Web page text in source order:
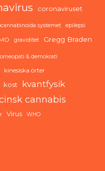
coronaviruset
systemet epilepsi
graviditet Gregg Braden
& demokrati
kinesiska örter
kost kvantfysik
cannabis
Virus WHO